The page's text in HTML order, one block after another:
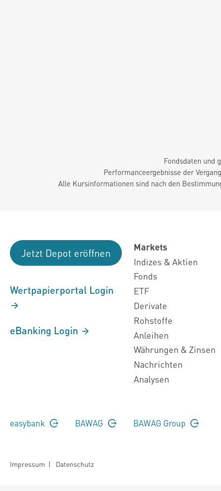
Fondsdaten und
Performanceergebnisse der
Alle Kursinformationen sind nach den
Jetzt Depot eröffnen
Wertpapierportal Login
eBanking Login
Markets
Indizes & Aktien
Fonds
ETF
Derivate
Rohstoffe
Anleihen
Währungen & Zinsen
Nachrichten
Analysen
easybank BAWAG BAWAG Group
Impressum | Datenschutz